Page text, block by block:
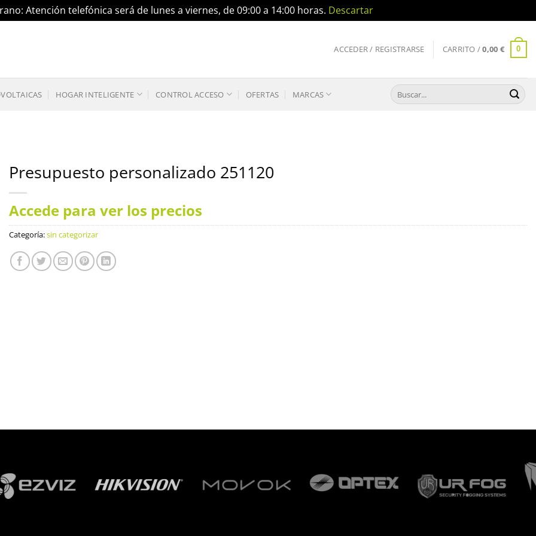
Atención telefónica será de lunes a viernes, de 09:00 a 14:00 horas. Descartar
ACCEDER / REGISTRARSE CARRITO /0,00 € 0
HOGAR INTELIGENTE CONTROL ACCESO OFERTAS MARCAS
Buscar
por:
Presupuesto personalizado 251120
Accede para ver los precios
Categoría:sin categorizar